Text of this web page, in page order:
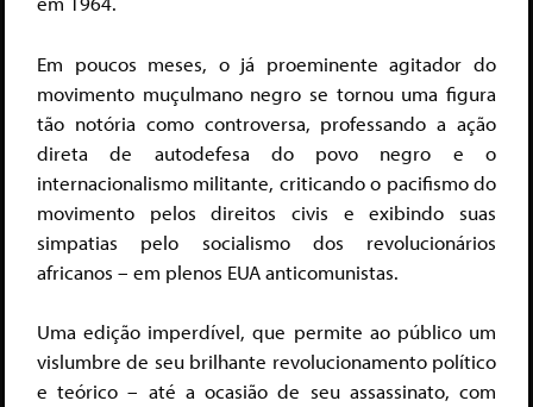
Em poucos meses, o já proeminente agitador do
movimento muçulmano negro se tornou uma figura
tão notória como controversa, professando a ação
direta de autodefesa do povo negro e o
internacionalismo militante, criticando o pacifismo do
movimento pelos direitos civis e exibindo suas
simpatias pelo socialismo dos revolucionários
africanos – em plenos EUA anticomunistas.
Uma edição imperdível, que permite ao público um
vislumbre de seu brilhante revolucionamento político
e teórico – até a ocasião de seu assassinato, com